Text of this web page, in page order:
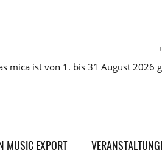
mica ist von 1. bis 31 August 2026
MUSIC EXPORT